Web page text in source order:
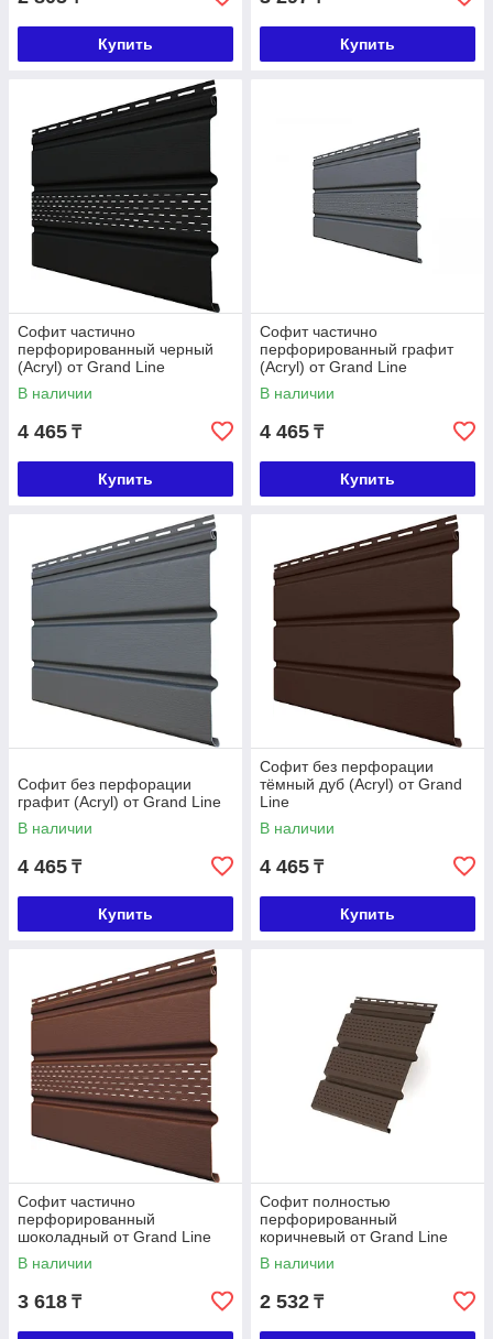
Купить Купить
Софит частично
перфорированный черный
(Acryl) от Grand Line
В наличии
4 465 ₸
Купить
Софит частично
перфорированный графит
(Acryl) от Grand Line
В наличии
4 465 ₸
Купить
Софит без перфорации
графит (Acryl) от Grand Line
В наличии
4 465 ₸
Купить
Софит без перфорации
тёмный дуб (Acryl) от Grand
Line
В наличии
4 465 ₸
Купить
Софит частично
перфорированный
шоколадный от Grand Line
В наличии
3 618 ₸
Софит полностью
перфорированный
коричневый от Grand Line
В наличии
2 532 ₸